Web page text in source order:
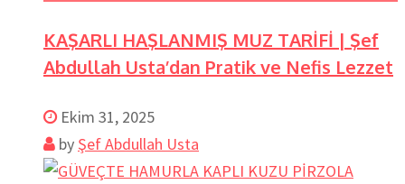
KAŞARLI HAŞLANMIŞ MUZ TARİFİ | Şef
Abdullah Usta’dan Pratik ve Nefis Lezzet
Ekim 31, 2025
by Şef Abdullah Usta